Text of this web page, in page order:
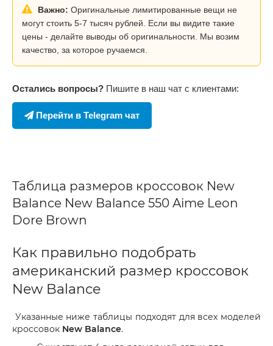
Важно: Оригинальные лимитированные вещи не
могут стоить 5-7 тысяч рублей. Если вы видите такие
цены - делайте выводы об оригинальности. Мы возим
качество, за которое ручаемся.
Остались вопросы? Пишите в наш чат с клиентами:
Перейти в Telegram чат
Таблица размеров кроссовок New
Balance New Balance 550 Aime Leon
Dore Brown
Как правильно подобрать
американский размер кроссовок
New Balance
Указанные ниже таблицы подходят для всех моделей
кроссовок New Balance.